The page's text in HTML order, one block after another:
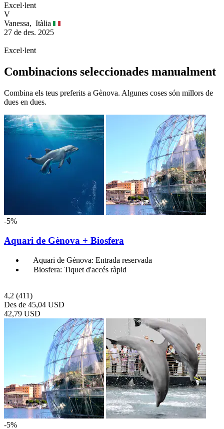
Excel·lent
V
Vanessa, Itàlia
27 de des. 2025
Excel·lent
Combinacions seleccionades manualment
Combina els teus preferits a Gènova. Algunes coses són millors de
dues en dues.
-5%
Aquari de Gènova + Biosfera
Aquari de Gènova: Entrada reservada
Biosfera: Tiquet d'accés ràpid
4,2 (411)
Des de 45,04 USD
42,79 USD
-5%